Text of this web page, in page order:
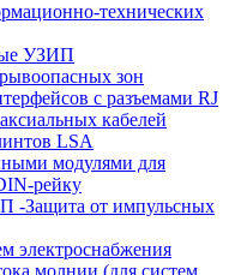
технических
УЗИП
зон
с разъемами RJ
кабелей
LSA
модулями для
рейку
-Защита от импульсных
электроснабжения
молнии (для систем